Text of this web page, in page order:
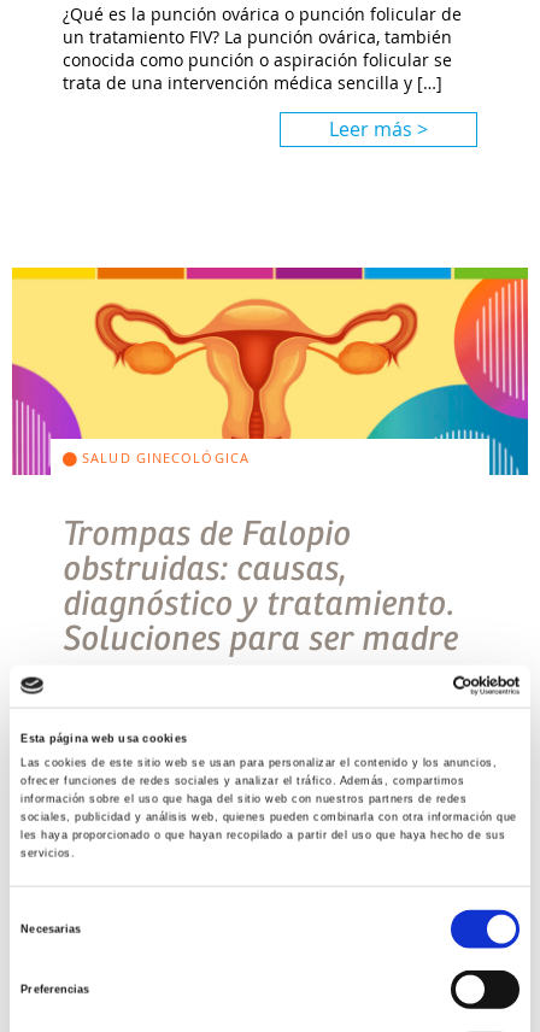
Esta página web usa cookies
Las cookies de este sitio web se usan para personalizar el contenido y los anuncios,
ofrecer funciones de redes sociales y analizar el tráfico. Además, compartimos
información sobre el uso que haga del sitio web con nuestros partners de redes
sociales, publicidad y análisis web, quienes pueden combinarla con otra información que
les haya proporcionado o que hayan recopilado a partir del uso que haya hecho de sus
servicios.
Necesarias
Preferencias
¿Qué es la punción ovárica o punción folicular de
un tratamiento FIV? La punción ovárica, también
conocida como punción o aspiración folicular se
trata de una intervención médica sencilla y […]
Leer más >
SALUD GINECOLÓGICA
Trompas de Falopio
obstruidas: causas,
diagnóstico y tratamiento.
Soluciones para ser madre
La obstrucción tubárica es una de las principales
causas de infertilidad. Las trompas uterinas o
trompas de Falopio son dos conductos u oviductos
que emergen de los cuernos uterinos y […]
Leer más >